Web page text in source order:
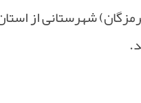
شهرستانی از